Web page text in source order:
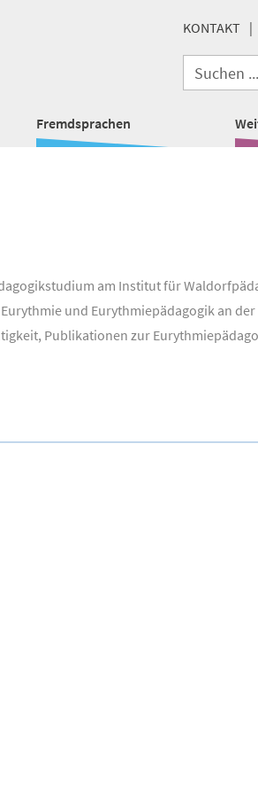
KONTAKT
Fremdsprachen
am Institut für
und Eurythmiepädagogik an
Publikationen zur